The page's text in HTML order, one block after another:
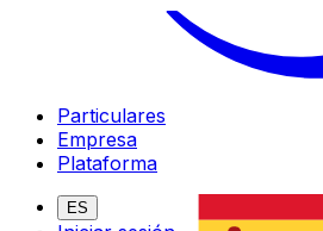
Particulares
Empresa
Plataforma
ES